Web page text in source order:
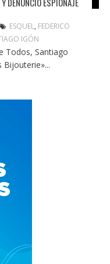
ESQUEL, FEDERICO
IGÓN
Todos, Santiago
Bijouterie»...